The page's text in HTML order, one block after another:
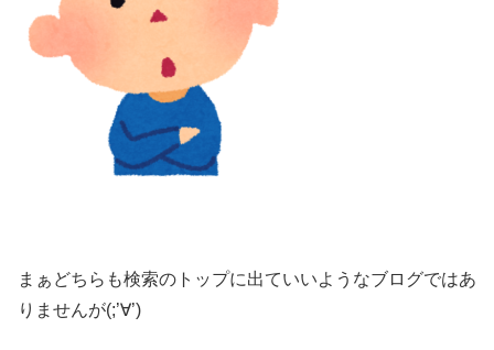
まぁどちらも検索のトップに出ていいようなブログではあ
りませんが(;’∀’)